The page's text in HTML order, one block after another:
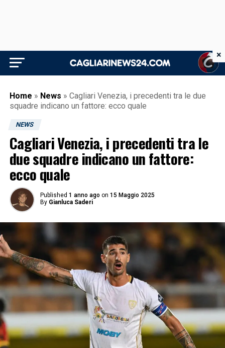
Home » News » Cagliari Venezia, i precedenti tra le due
squadre indicano un fattore: ecco quale
NEWS
Cagliari Venezia, i precedenti tra le
due squadre indicano un fattore:
ecco quale
Published 1 anno ago on 15 Maggio 2025
By Gianluca Saderi
×